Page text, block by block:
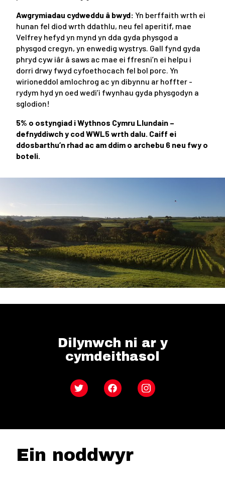
Awgrymiadau cydweddu â bwyd: Yn berffaith wrth ei
hunan fel diod wrth ddathlu, neu fel aperitif, mae
Velfrey hefyd yn mynd yn dda gyda physgod a
physgod cregyn, yn enwedig wystrys. Gall fynd gyda
phryd cyw iâr â saws ac mae ei ffresni’n ei helpu i
dorri drwy fwyd cyfoethocach fel bol porc. Yn
wirioneddol amlochrog ac yn dibynnu ar hoffter -
rydym hyd yn oed wedi’i fwynhau gyda physgodyn a
sglodion!
5% o ostyngiad i Wythnos Cymru Llundain –
defnyddiwch y cod WWL5 wrth dalu. Caiff ei
ddosbarthu’n rhad ac am ddim o archebu 6 neu fwy o
boteli.
Dilynwch ni ar y
cymdeithasol
Twitter FacebookInstagram
Ein noddwyr